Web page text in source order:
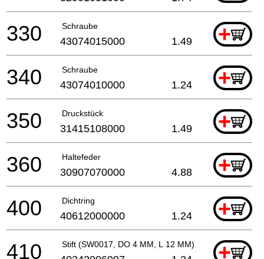
Schraube +
330 43074015000 1.49
Schraube +
340 43074010000 1.24
Druckstück +
350 31415108000 1.49
Haltefeder +
360 30907070000 4.88
Dichtring +
400 40612000000 1.24
Stift (SW0017, DO 4 MM, L 12 MM) +
410